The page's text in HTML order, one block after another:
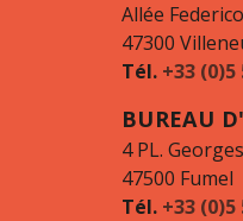
Allée
47300
Tél. +33 (0)5
BUREAU
4 PL.
47500 Fumel
Tél. +33 (0)5